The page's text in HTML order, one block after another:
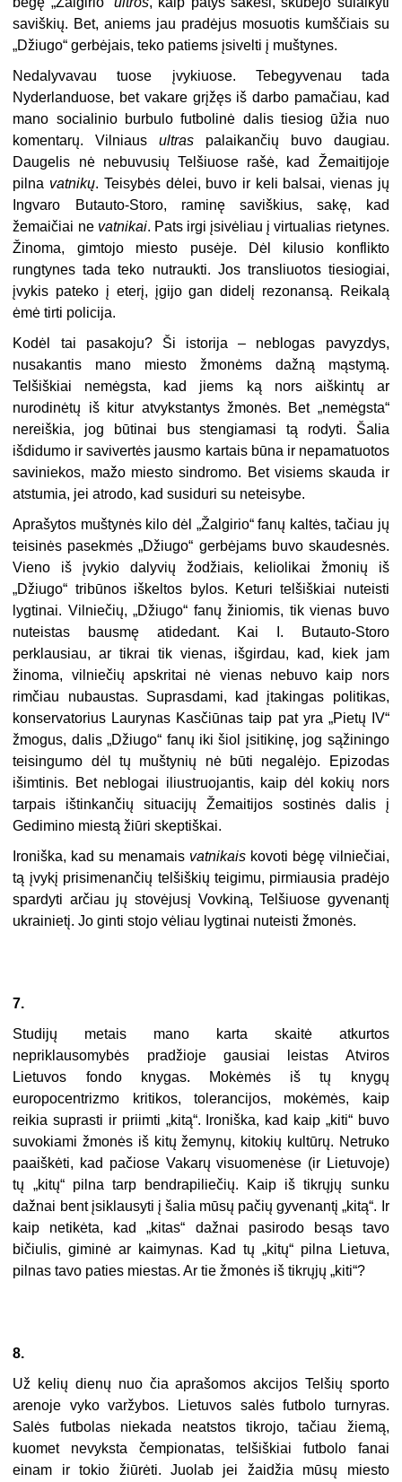
saviškių. Bet, aniems jau pradėjus mosuotis kumščiais su
„Džiugo“ gerbėjais, teko patiems įsivelti į muštynes.
Nedalyvavau tuose įvykiuose. Tebegyvenau tada
Nyderlanduose, bet vakare grįžęs iš darbo pamačiau, kad
mano socialinio burbulo futbolinė dalis tiesiog ūžia nuo
komentarų. Vilniausultras palaikančių buvo daugiau.
Daugelis nė nebuvusių Telšiuose rašė, kad Žemaitijoje
pilna vatnikų. Teisybės dėlei, buvo ir keli balsai, vienas jų
Ingvaro Butauto-Storo, raminę saviškius, sakę, kad
žemaičiai ne vatnikai. Pats irgi įsivėliau į virtualias rietynes.
Žinoma, gimtojo miesto pusėje. Dėl kilusio konflikto
rungtynes tada teko nutraukti. Jos transliuotos tiesiogiai,
įvykis pateko į eterį, įgijo gan didelį rezonansą. Reikalą
ėmė tirti policija.
Kodėl tai pasakoju? Ši istorija – neblogas pavyzdys,
nusakantis mano miesto žmonėms dažną mąstymą.
Telšiškiai nemėgsta, kad jiems ką nors aiškintų ar
nurodinėtų iš kitur atvykstantys žmonės. Bet „nemėgsta“
nereiškia, jog būtinai bus stengiamasi tą rodyti. Šalia
išdidumo ir savivertės jausmo kartais būna ir nepamatuotos
saviniekos, mažo miesto sindromo. Bet visiems skauda ir
atstumia, jei atrodo, kad susiduri su neteisybe.
Aprašytos muštynės kilo dėl „Žalgirio“ fanų kaltės, tačiau jų
teisinės pasekmės „Džiugo“ gerbėjams buvo skaudesnės.
Vieno iš įvykio dalyvių žodžiais, keliolikai žmonių iš
„Džiugo“ tribūnos iškeltos bylos. Keturi telšiškiai nuteisti
lygtinai. Vilniečių, „Džiugo“ fanų žiniomis, tik vienas buvo
nuteistas bausmę atidedant. Kai I. Butauto-Storo
perklausiau, ar tikrai tik vienas, išgirdau, kad, kiek jam
žinoma, vilniečių apskritai nė vienas nebuvo kaip nors
rimčiau nubaustas. Suprasdami, kad įtakingas politikas,
konservatorius Laurynas Kasčiūnas taip pat yra „Pietų IV“
žmogus, dalis „Džiugo“ fanų iki šiol įsitikinę, jog sąžiningo
teisingumo dėl tų muštynių nė būti negalėjo. Epizodas
išimtinis. Bet neblogai iliustruojantis, kaip dėl kokių nors
tarpais ištinkančių situacijų Žemaitijos sostinės dalis į
Gedimino miestą žiūri skeptiškai.
Ironiška, kad su menamais vatnikaiskovoti bėgę vilniečiai,
tą įvykį prisimenančių telšiškių teigimu, pirmiausia pradėjo
spardyti arčiau jų stovėjusį Vovkiną, Telšiuose gyvenantį
ukrainietį. Jo ginti stojo vėliau lygtinai nuteisti žmonės.
7.
Studijų metais mano karta skaitė atkurtos
nepriklausomybės pradžioje gausiai leistas Atviros
Lietuvos fondo knygas. Mokėmės iš tų knygų
europocentrizmo kritikos, tolerancijos, mokėmės, kaip
reikia suprasti ir priimti „kitą“. Ironiška, kad kaip „kiti“ buvo
suvokiami žmonės iš kitų žemynų, kitokių kultūrų. Netruko
paaiškėti, kad pačiose Vakarų visuomenėse (ir Lietuvoje)
tų „kitų“ pilna tarp bendrapiliečių. Kaip iš tikrųjų sunku
dažnai bent įsiklausyti į šalia mūsų pačių gyvenantį „kitą“. Ir
kaip netikėta, kad „kitas“ dažnai pasirodo besąs tavo
bičiulis, giminė ar kaimynas. Kad tų „kitų“ pilna Lietuva,
pilnas tavo paties miestas. Ar tie žmonės iš tikrųjų „kiti“?
8.
Už kelių dienų nuo čia aprašomos akcijos Telšių sporto
arenoje vyko varžybos. Lietuvos salės futbolo turnyras.
Salės futbolas niekada neatstos tikrojo, tačiau žiemą,
kuomet nevyksta čempionatas, telšiškiai futbolo fanai
einam ir tokio žiūrėti. Juolab jei žaidžia mūsų miesto